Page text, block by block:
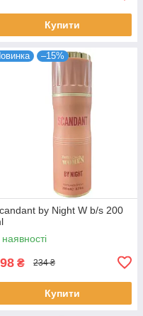
Купити
–15%
by Night W b/s 200
₴ 234 ₴
Купити